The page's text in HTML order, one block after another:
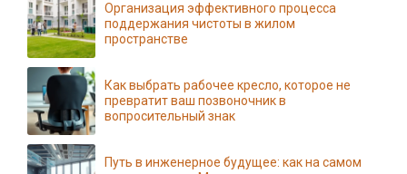
Организация эффективного процесса
поддержания чистоты в жилом
пространстве
Как выбрать рабочее кресло, которое не
превратит ваш позвоночник в
вопросительный знак
Путь в инженерное будущее: как на самом